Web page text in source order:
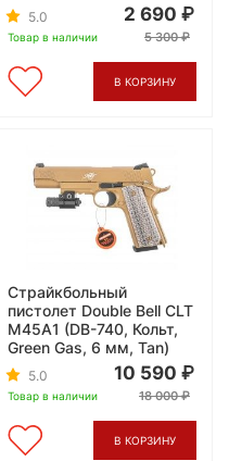
5.0
Товар в наличии
2 690
5 300
В КОРЗИНУ
Страйкбольный
пистолет Double Bell CLT
M45A1 (DB-740, Кольт,
Green Gas, 6 мм, Tan)
5.0
Товар в наличии
10 590
18 000
В КОРЗИНУ